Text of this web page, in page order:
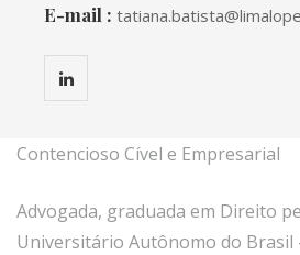
E-mail :
Contencioso Cível e Empresarial
Advogada, graduada em Direito
Universitário Autônomo do Brasil